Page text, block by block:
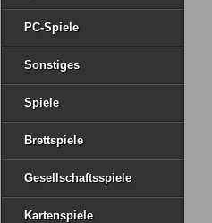
PC-Spiele
Sonstiges
Spiele
Brettspiele
Gesellschaftsspiele
Kartenspiele